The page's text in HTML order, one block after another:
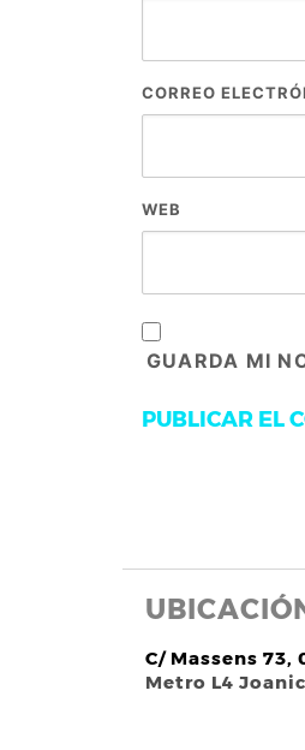
CORREO
WEB
GUARDA MI
C/ Massens 73,
Metro L4 Joanic